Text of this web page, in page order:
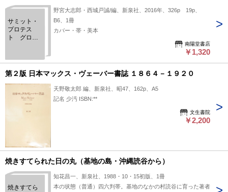
サミット・
プロテス
ト グロー
野宮大志郎・西城戸誠/編、新泉社、2016年、326p 19p、
B6、1冊
カバー・帯・美本
南陽堂書店
￥1,320
第２版 日本マックス・ヴェーバー書誌 １８６４－１９２０
天野敬太郎 編、新泉社、昭47、162p、A5
記名 少汚 ISBN:**
文生書院
￥2,200
焼きすてられた日の丸（基地の島・沖縄読谷から）
焼きすてら
知花昌一、新泉社、1988・10・15初版、1冊
本の状態（普通）四六判帯。基地のなかの村読谷に育った著者